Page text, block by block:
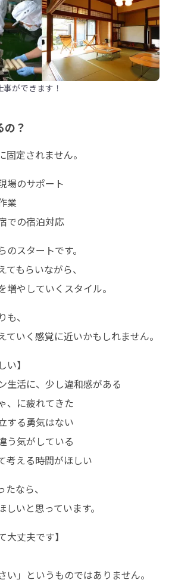
ができます！
の？
定されません。
場のサポート
業
での宿泊対応
スタートです。
もらいながら、
やしていくスタイル。
、
ていく感覚に近いかもしれません。
い】
生活に、少し違和感がある
、に疲れてきた
する勇気はない
う気がしている
考える時間がほしい
なら、
いと思っています。
大丈夫です】
い」というものではありません。